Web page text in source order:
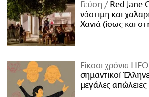
Γεύση
Red Jane
νόστιμη και
Χανιά (ίσως και
Είκοσι χρόνια LIFO
σημαντικοί
μεγάλες απώλειες